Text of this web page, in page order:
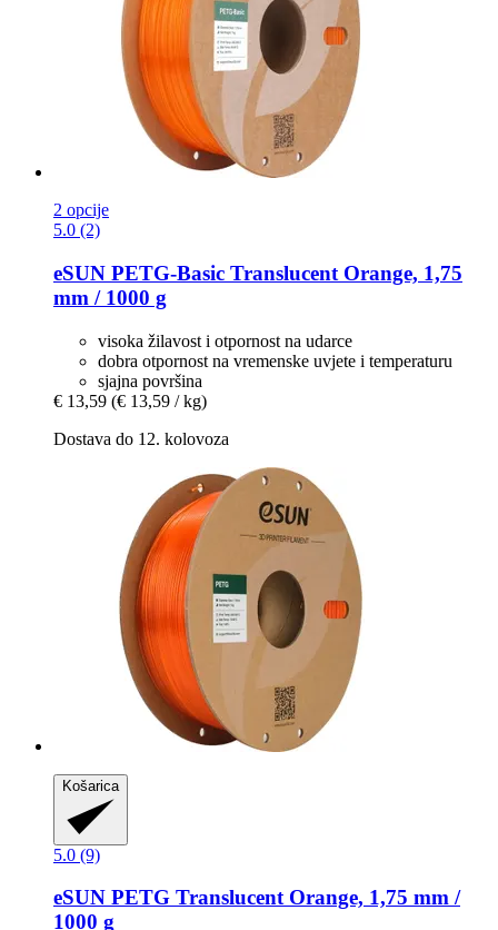
2 opcije
5.0 (2)
eSUN PETG-​Basic Translucent Orange, 1,75
mm / 1000 g
visoka žilavost i otpornost na udarce
dobra otpornost na vremenske uvjete i temperaturu
sjajna površina
€ 13,59 (€ 13,59 / kg)
Dostava do 12. kolovoza
Košarica
5.0 (9)
eSUN PETG Translucent Orange, 1,75 mm /
1000 g